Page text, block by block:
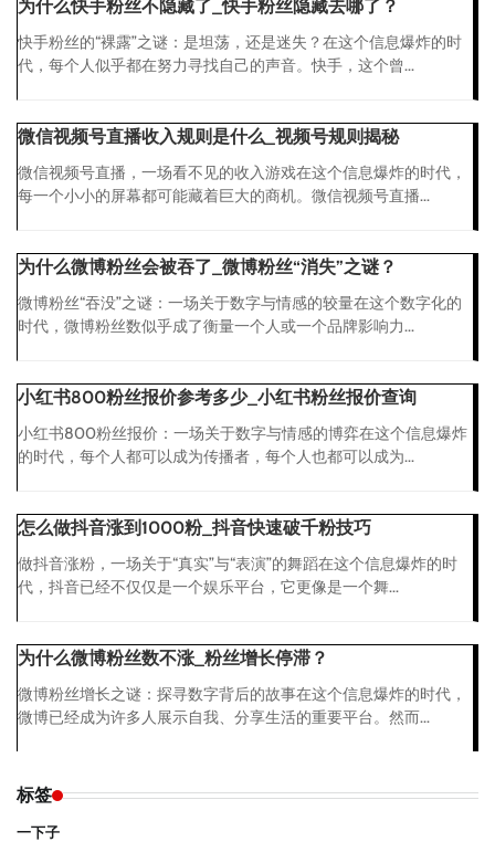
为什么快手粉丝不隐藏了_快手粉丝隐藏去哪了？
快手粉丝的“裸露”之谜：是坦荡，还是迷失？在这个信息爆炸的时
代，每个人似乎都在努力寻找自己的声音。快手，这个曾...
微信视频号直播收入规则是什么_视频号规则揭秘
微信视频号直播，一场看不见的收入游戏在这个信息爆炸的时代，
每一个小小的屏幕都可能藏着巨大的商机。微信视频号直播...
为什么微博粉丝会被吞了_微博粉丝“消失”之谜？
微博粉丝“吞没”之谜：一场关于数字与情感的较量在这个数字化的
时代，微博粉丝数似乎成了衡量一个人或一个品牌影响力...
小红书800粉丝报价参考多少_小红书粉丝报价查询
小红书800粉丝报价：一场关于数字与情感的博弈在这个信息爆炸
的时代，每个人都可以成为传播者，每个人也都可以成为...
怎么做抖音涨到1000粉_抖音快速破千粉技巧
做抖音涨粉，一场关于“真实”与“表演”的舞蹈在这个信息爆炸的时
代，抖音已经不仅仅是一个娱乐平台，它更像是一个舞...
为什么微博粉丝数不涨_粉丝增长停滞？
微博粉丝增长之谜：探寻数字背后的故事在这个信息爆炸的时代，
微博已经成为许多人展示自我、分享生活的重要平台。然而...
标签
一下子